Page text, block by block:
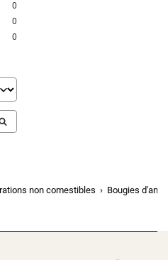
0
0
0
non comestibles Bougies